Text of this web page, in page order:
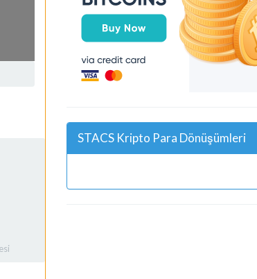
STACS Kripto Para Dönüşümleri